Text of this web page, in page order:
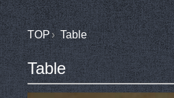
TOP Table
Table